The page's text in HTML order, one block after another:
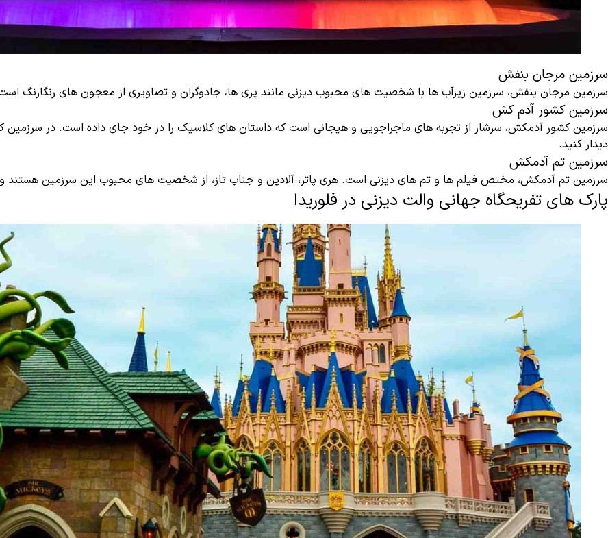
سرزمین مرجان بنفش
سرزمین مرجان بنفش، سرزمین زیرآب ها با شخصیت های محبوب دیزنی مانند پری ها، جادوگران و تصاویری از معجون های رنگارنگ
سرزمین کشور آدم کش
سرزمین کشور آدمکش، سرشار از تجربه های ماجراجویی و هیجانی است که داستان های کلاسیک را در خود جای داده است. در
دیدار کنید.
سرزمین تم آدمکش
سرزمین تم آدمکش، مختص فیلم ها و تم های دیزنی است. هری پاتر، آلادین و جناب تاز، از شخصیت های محبوب این سرزمین هستند و
پارک های تفریحگاه جهانی والت دیزنی در فلوریدا